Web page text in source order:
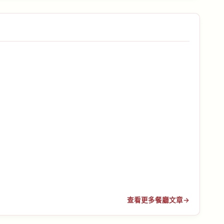
查看更多餐廳文章→